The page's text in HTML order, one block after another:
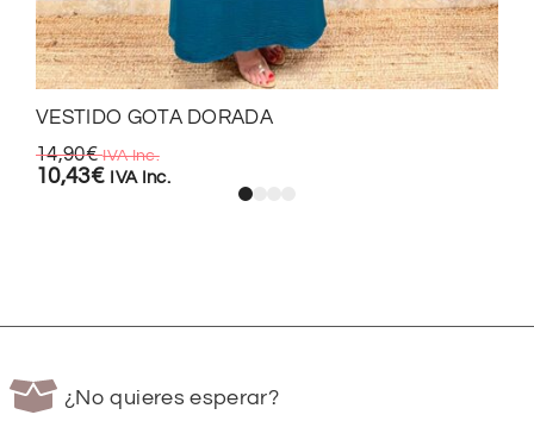
VESTIDO GOTA DORADA
14,90€ IVA Inc.
10,43€ IVA Inc.
¿No quieres esperar?